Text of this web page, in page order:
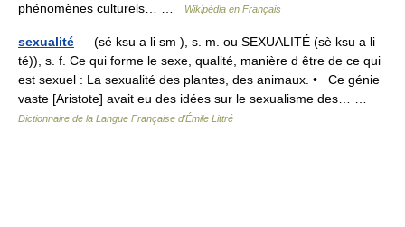
phénomènes culturels… …
Wikipédia en Français
sexualité — (sé ksu a li sm ), s. m. ou SEXUALITÉ (sè ksu a li
té)), s. f. Ce qui forme le sexe, qualité, manière d être de ce qui
est sexuel : La sexualité des plantes, des animaux. • Ce génie
vaste [Aristote] avait eu des idées sur le sexualisme des… …
Dictionnaire de la Langue Française d'Émile Littré